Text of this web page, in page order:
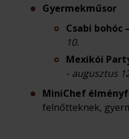
Gyermekműsor
Csabi bohóc –
10.
Mexikói
- augusztus
MiniChef
felnőtteknek,